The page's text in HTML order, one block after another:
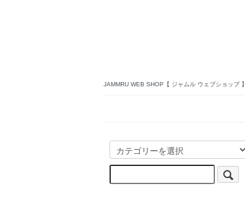
JAMMRU WEB SHOP【 ジャムル ウェブショップ 】